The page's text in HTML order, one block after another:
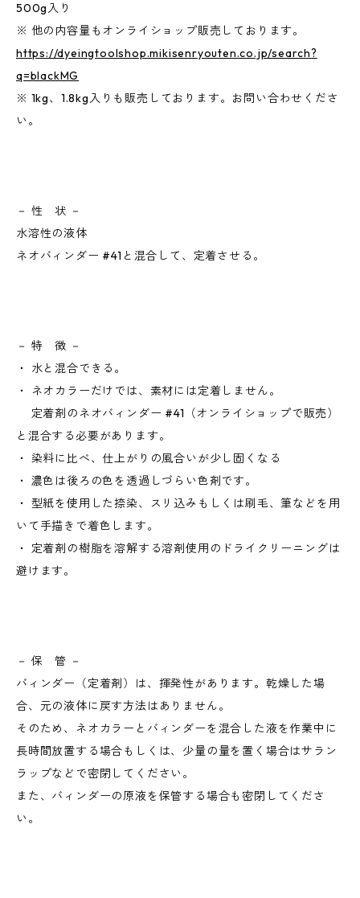
500g入り
※ 他の内容量もオンライショップ販売しております。
https://dyeingtoolshop.mikisenryouten.co.jp/search?
q=blackMG
※ 1kg、1.8kg入りも販売しております。お問い合わせくださ
い。
－ 性 状 －
水溶性の液体
ネオバィンダー #41と混合して、定着させる。
－ 特 徴 －
・ 水と混合できる。
・ ネオカラーだけでは、素材には定着しません。
定着剤のネオバィンダー #41（オンライショップで販売）
と混合する必要があります。
・ 染料に比べ、仕上がりの風合いが少し固くなる
・ 濃色は後ろの色を透過しづらい色剤です。
・ 型紙を使用した捺染、スリ込みもしくは刷毛、筆などを用
いて手描きで着色します。
・ 定着剤の樹脂を溶解する溶剤使用のドライクリーニングは
避けます。
－ 保 管 －
バィンダー（定着剤）は、揮発性があります。乾燥した場
合、元の液体に戻す方法はありません。
そのため、ネオカラーとバィンダーを混合した液を作業中に
長時間放置する場合もしくは、少量の量を置く場合はサラン
ラップなどで密閉してください。
また、バィンダーの原液を保管する場合も密閉してくださ
い。